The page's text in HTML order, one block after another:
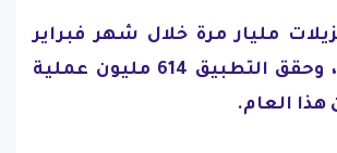
مليار مرة خلال شهر فبراير
من هذا العام، وحقق التطبيق 614 مليون عملية
هذا العام.